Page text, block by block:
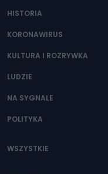
HISTORIA
KORONAWIRUS
KULTURA I ROZRYWKA
LUDZIE
NA SYGNALE
POLITYKA
WSZYSTKIE